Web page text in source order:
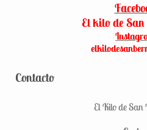
El kilo de
Contacto
El Kilo de